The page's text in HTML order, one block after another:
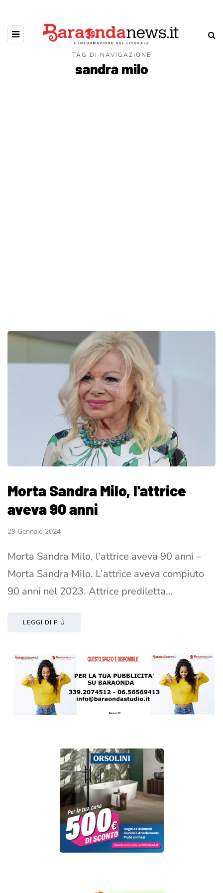
TAG DI NAVIGAZIONE
sandra milo
Morta Sandra Milo, l'attrice
aveva 90 anni
29 Gennaio 2024
Morta Sandra Milo, l’attrice aveva 90 anni –
Morta Sandra Milo. L’attrice aveva compiuto
90 anni nel 2023. Attrice prediletta…
LEGGI DI PIÙ